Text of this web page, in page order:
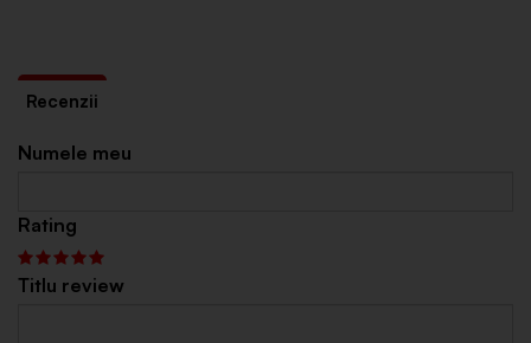
Numele meu
Rating
Titlu review